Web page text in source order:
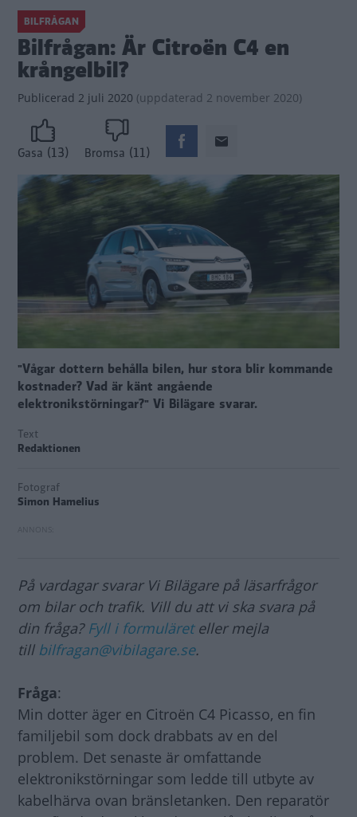
BILFRÅGAN
Bilfrågan: Är Citroën C4 en
krångelbil?
Publicerad 2 juli 2020 (uppdaterad 2 november 2020)
Gasa (13) Bromsa (11)
"Vågar dottern behålla bilen, hur stora blir kommande
kostnader? Vad är känt angående
elektronikstörningar?" Vi Bilägare svarar.
Text
Redaktionen
Fotograf
Simon Hamelius
På vardagar svarar Vi Bilägare på läsarfrågor
om bilar och trafik. Vill du att vi ska svara på
din fråga? Fyll i formuläreteller mejla
till bilfragan@vibilagare.se.
Fråga:
Min dotter äger en Citroën C4 Picasso, en fin
familjebil som dock drabbats av en del
problem. Det senaste är omfattande
elektronikstörningar som ledde till utbyte av
kabelhärva ovan bränsletanken. Den reparatör